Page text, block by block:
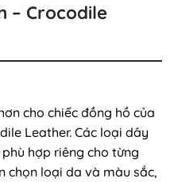
– Crocodile
cho chiếc đồng hồ của
Leather. Các loại dây
hợp riêng cho từng
chọn loại da và màu sắc,